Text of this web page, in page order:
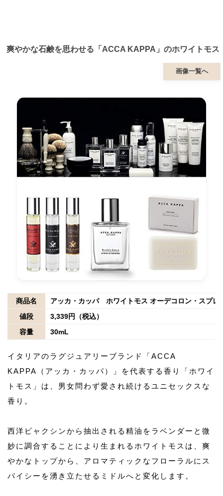
爽やかな石鹸を思わせる「ACCA KAPPA」のホワイトモス
画像一覧へ
商品名
アッカ・カッパ ホワイトモス オーデコロン・スプレ
値段
3,339円（税込）
容量
30mL
イタリアのラグジュアリーブランド「ACCA
KAPPA（アッカ・カッパ）」を代表する香り「ホワイ
トモス」は、男女問わず愛され続けるユニセックスな
香り。
西洋ビャクシンから抽出される精油をラベンダーと微
妙に調合することにより生まれるホワイトモスは、爽
やかなトップから、アロマティックなフローラルにス
パイシーを湧き立たせるミドルへと変化します。